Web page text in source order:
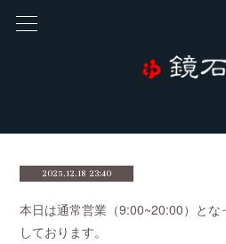
2025.12.18 23:40
本日は通常営業（9:00~20:00）とな
しております。